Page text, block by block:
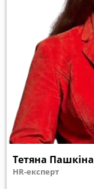
Тетяна Пашкіна
HR-експерт